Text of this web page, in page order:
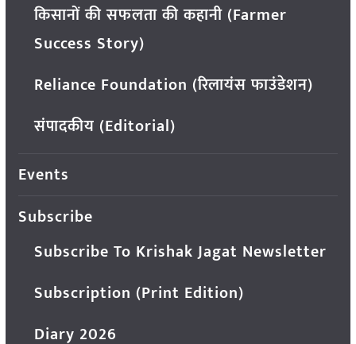
किसानों की सफलता की कहानी (Farmer
Success Story)
Reliance Foundation (रिलायंस फाउंडेशन)
संपादकीय (Editorial)
Events
Subscribe
Subscribe To Krishak Jagat Newsletter
Subscription (Print Edition)
Diary 2026